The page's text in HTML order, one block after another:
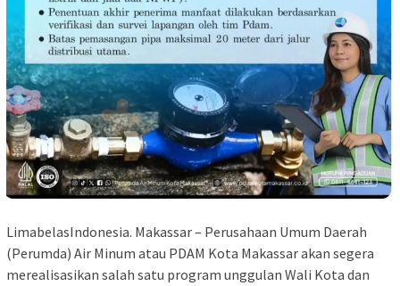
LimabelasIndonesia. Makassar – Perusahaan Umum Daerah
(Perumda) Air Minum atau PDAM Kota Makassar akan segera
merealisasikan salah satu program unggulan Wali Kota dan